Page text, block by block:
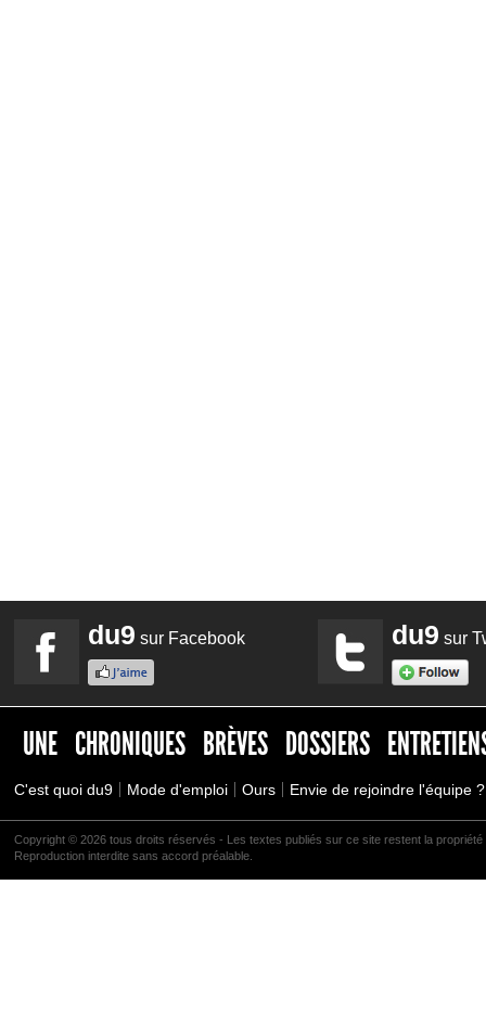
du9 sur Facebook du9 sur
UNE CHRONIQUES BRÈVES DOSSIERS
C'est quoi du9 Mode d'emploi Ours Envie de rejoindre l'équipe ?
Copyright © 2026 tous droits réservés - Les textes publiés sur ce site restent la
Reproduction interdite sans accord préalable.